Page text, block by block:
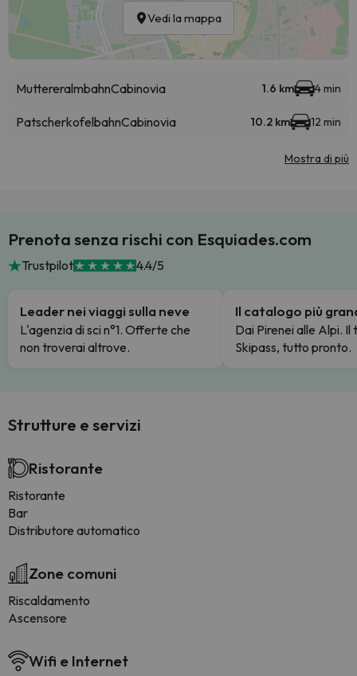
Vedi la mappa
MuttereralmbahnCabinovia 1.6 km 4 min
PatscherkofelbahnCabinovia 10.2 km 12 min
Mostra di più
Prenota senza rischi con Esquiades.com
Trustpilot 4.4/5
Leader nei viaggi sulla neve
L'agenzia di sci n°1. Offerte che
non troverai altrove.
Il catalogo più
Dai Pirenei alle Alpi. Il
Skipass, tutto pronto.
Strutture e servizi
Ristorante
Ristorante
Bar
Distributore automatico
Zone comuni
Riscaldamento
Ascensore
Wifi e Internet